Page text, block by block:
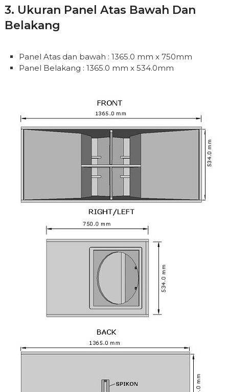
3. Ukuran Panel Atas Bawah Dan
Belakang
Panel Atas dan bawah : 1365.0 mm x 750mm
Panel Belakang : 1365.0 mm x 534.0mm